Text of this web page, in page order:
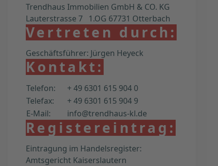
Trendhaus Immobilien GmbH & CO. KG
Lauterstrasse 7 1.OG 67731 Otterbach
Vertreten durch:
Geschäftsführer: Jürgen Heyeck
Kontakt:
Telefon:
+ 49 6301 615 904 0
Telefax:
+ 49 6301 615 904 9
E-Mail:
info@trendhaus-kl.de
Registereintrag:
Eintragung im Handelsregister:
Amtsgericht Kaiserslautern